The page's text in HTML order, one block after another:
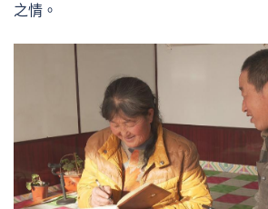
之情。